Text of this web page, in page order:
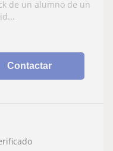
de un alumno de un
Contactar